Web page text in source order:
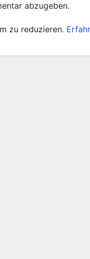
abzugeben.
zu reduzieren.